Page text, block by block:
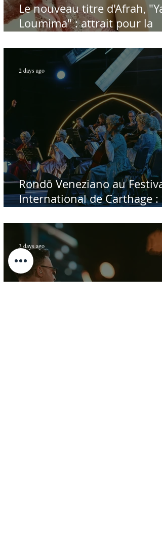
Le nouveau titre d'Afrah, "Ya
Loumima" : attrait pour la
Rabah Driassa
Rondō Veneziano au Festival
International de Carthage :
public tunisien
2 days ago
3 days ago